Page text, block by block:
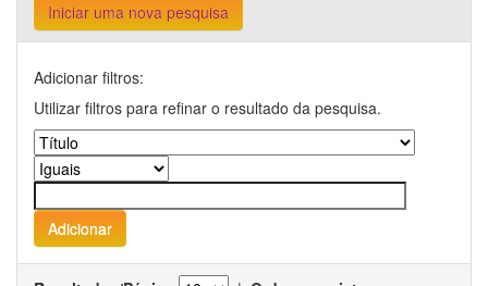
Iniciar uma nova pesquisa
Adicionar filtros:
Utilizar filtros para refinar o resultado da pesquisa.